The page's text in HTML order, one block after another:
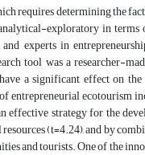
requires determining the
exploratory in
experts in
tool was a researcher-
a significant effect on
entrepreneurial ecotourism
effective strategy for the
(t=4.24), and by
and tourists. One of the